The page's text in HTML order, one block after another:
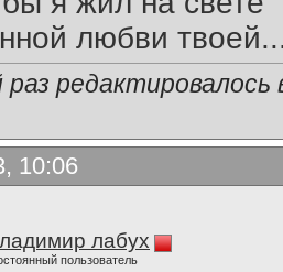
любви
10:06
лабух
пользователь